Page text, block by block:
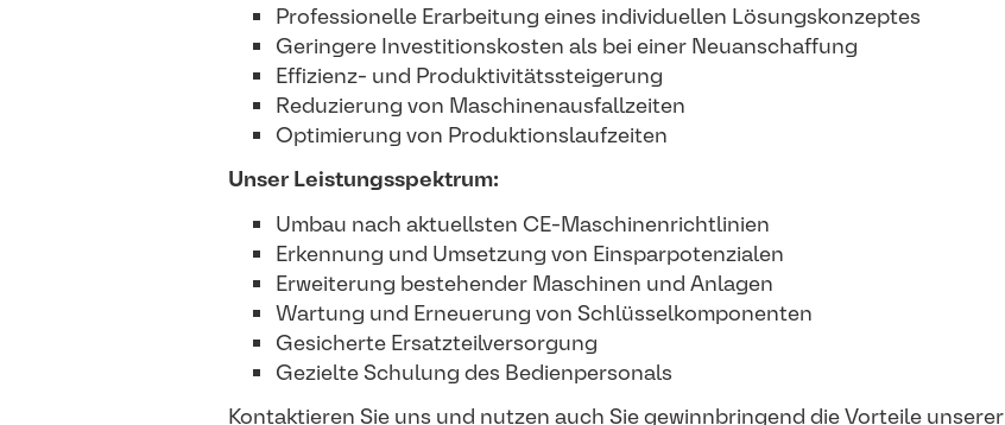
Professionelle Erarbeitung eines individuellen Lösungskonzeptes
Geringere Investitionskosten als bei einer Neuanschaffung
Effizienz- und Produktivitätssteigerung
Reduzierung von Maschinenausfallzeiten
Optimierung von Produktionslaufzeiten
Unser Leistungsspektrum:
Umbau nach aktuellsten CE-Maschinenrichtlinien
Erkennung und Umsetzung von Einsparpotenzialen
Erweiterung bestehender Maschinen und Anlagen
Wartung und Erneuerung von Schlüsselkomponenten
Gesicherte Ersatzteilversorgung
Gezielte Schulung des Bedienpersonals
Kontaktieren Sie uns und nutzen auch Sie gewinnbringend die Vorteile unserer